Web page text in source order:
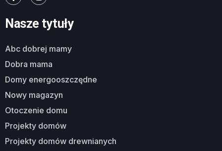
Nasze tytuły
abc dobrej mamy
dobra mama
domy energooszczędne
nowy magazyn
otoczenie domu
projekty domów
projekty domów drewnianych